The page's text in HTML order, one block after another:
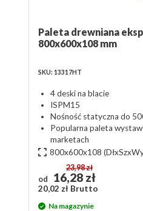
Paleta drewniana
800x600x108 mm
SKU: 13317HT
4 deski na blacie
ISPM15
Nośność statyczna do
Popularna paleta
marketach
800x600x108
od
23,98 zł
16,28 zł
20,02 zł Brutto
Na magazynie